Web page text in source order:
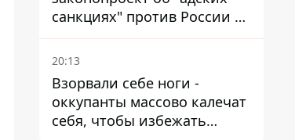
санкциях" против России и
Ирана
20:13
Взорвали себе ноги -
оккупанты массово калечат
себя, чтобы избежать